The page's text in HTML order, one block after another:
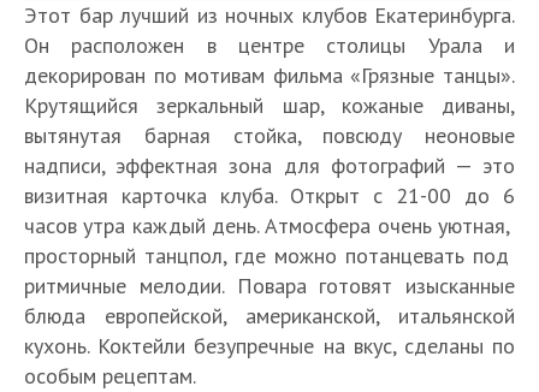
Этот бар лучший из ночных клубов Екатеринбурга.
Он расположен в центре столицы Урала и
декорирован по мотивам фильма «Грязные танцы».
Крутящийся зеркальный шар, кожаные диваны,
вытянутая барная стойка, повсюду неоновые
надписи, эффектная зона для фотографий — это
визитная карточка клуба. Открыт с 21-00 до 6
часов утра каждый день. Атмосфера очень уютная,
просторный танцпол, где можно потанцевать под
ритмичные мелодии. Повара готовят изысканные
блюда европейской, американской, итальянской
кухонь. Коктейли безупречные на вкус, сделаны по
особым рецептам.